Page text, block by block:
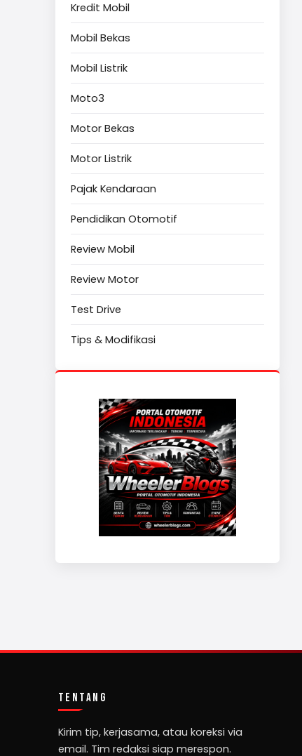
Kredit Mobil
Mobil Bekas
Mobil Listrik
Moto3
Motor Bekas
Motor Listrik
Pajak Kendaraan
Pendidikan Otomotif
Review Mobil
Review Motor
Test Drive
Tips & Modifikasi
TENTANG
Kirim tip, kerjasama, atau koreksi via
email. Tim redaksi siap merespon.